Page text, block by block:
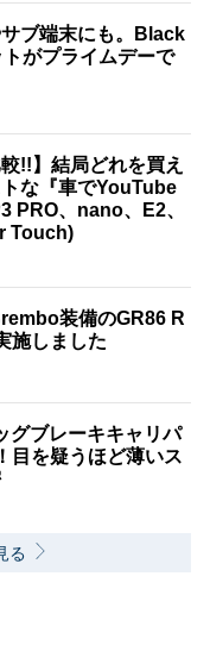
サブ端末にも。Black
がプライムデーで
!!】結局どれを買え
な『車でYouTube
PRO、nano、E2、
Touch)
装備のGR86 R
施しました
グブレーキキャリパ
目を疑うほど薄いス
る